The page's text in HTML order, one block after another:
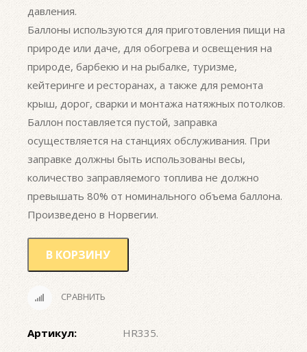
давления.
Баллоны используются для приготовления пищи на
природе или даче, для обогрева и освещения на
природе, барбекю и на рыбалке, туризме,
кейтеринге и ресторанах, а также для ремонта
крыш, дорог, сварки и монтажа натяжных потолков.
Баллон поставляется пустой, заправка
осуществляется на станциях обслуживания. При
заправке должны быть использованы весы,
количество заправляемого топлива не должно
превышать 80% от номинального объема баллона.
Произведено в Норвегии.
В КОРЗИНУ
СРАВНИТЬ
Артикул: HR335.